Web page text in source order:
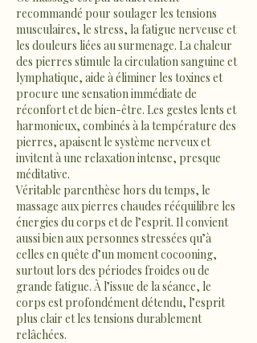
recommandé pour soulager les tensions
musculaires, le stress, la fatigue nerveuse et
les douleurs liées au surmenage. La chaleur
des pierres stimule la circulation sanguine et
lymphatique, aide à éliminer les toxines et
procure une sensation immédiate de
réconfort et de bien-être. Les gestes lents et
harmonieux, combinés à la température des
pierres, apaisent le système nerveux et
invitent à une relaxation intense, presque
méditative.
Véritable parenthèse hors du temps, le
massage aux pierres chaudes rééquilibre les
énergies du corps et de l’esprit. Il convient
aussi bien aux personnes stressées qu’à
celles en quête d’un moment cocooning,
surtout lors des périodes froides ou de
grande fatigue. À l’issue de la séance, le
corps est profondément détendu, l’esprit
plus clair et les tensions durablement
relâchées.